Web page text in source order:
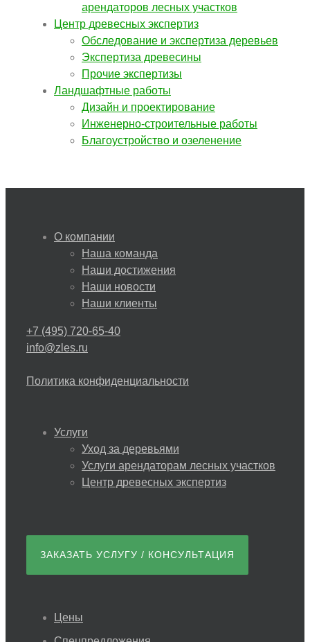
арендаторов лесных участков
Центр древесных экспертиз
Обследование и экспертиза деревьев
Экспертиза древесины
Прочие экспертизы
Ландшафтные работы
Дизайн и проектирование
Инженерно-строительные работы
Благоустройство и озеленение
О компании
Наша команда
Наши достижения
Наши новости
Наши клиенты
+7 (495) 720-65-40
info@zles.ru
Политика конфиденциальности
Услуги
Уход за деревьями
Услуги арендаторам лесных участков
Центр древесных экспертиз
ЗАКАЗАТЬ УСЛУГУ / КОНСУЛЬТАЦИЯ
Цены